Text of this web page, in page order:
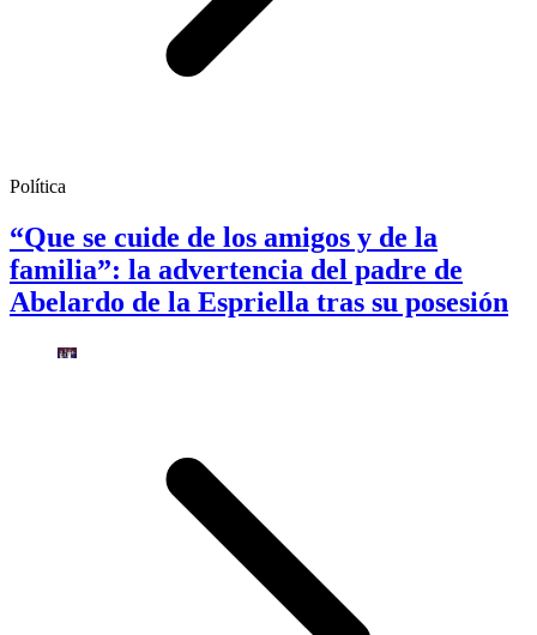
Política
“Que se cuide de los amigos y de la
familia”: la advertencia del padre de
Abelardo de la Espriella tras su posesión